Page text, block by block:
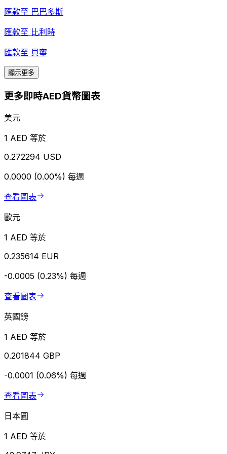
匯款至 巴巴多斯
匯款至 比利時
匯款至 貝寧
顯示更多
更多即時AED貨幣圖表
美元
1 AED 等於
0.272294 USD
0.0000 (0.00%) 每週
查看圖表
歐元
1 AED 等於
0.235614 EUR
-0.0005 (0.23%) 每週
查看圖表
英國鎊
1 AED 等於
0.201844 GBP
-0.0001 (0.06%) 每週
查看圖表
日本圓
1 AED 等於